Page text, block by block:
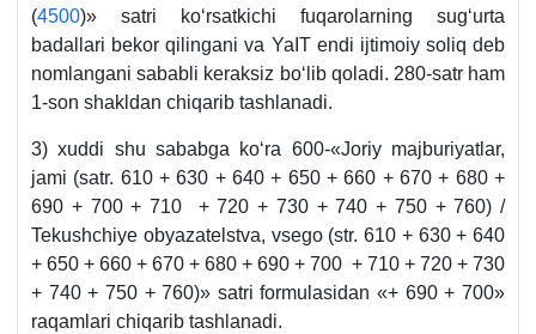
(4500)» satri koʻrsatkichi fuqarolarning sugʻurta
badallari bekor qilingani va YaIT endi ijtimoiy soliq deb
nomlangani sababli keraksiz boʻlib qoladi. 280-satr ham
1-son shakldan chiqarib tashlanadi.
3) хuddi shu sababga koʻra 600-«Joriy majburiyatlar,
jami (satr. 610 + 630 + 640 + 650 + 660 + 670 + 680 +
690 + 700 + 710 + 720 + 730 + 740 + 750 + 760) /
Tekushchiye obyazatelstva, vsego (str. 610 + 630 + 640
+ 650 + 660 + 670 + 680 + 690 + 700 + 710 + 720 + 730
+ 740 + 750 + 760)» satri formulasidan «+ 690 + 700»
raqamlari chiqarib tashlanadi.